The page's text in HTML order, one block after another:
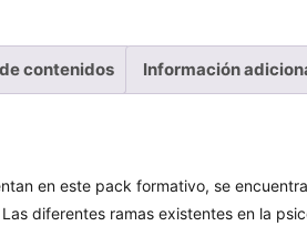
contenidos Información
en este pack formativo, se
diferentes ramas existentes en la